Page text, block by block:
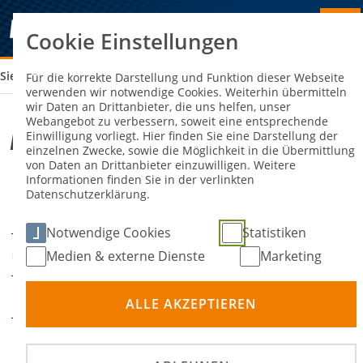
Sie sind hier: ADAC NÜRBURGRING CLASSIC
ADAC Nürburgring Classic
DATUM
12. Juni 2026
ORT Nürburg
Rundstrecke
Deutsche Historische
Cookie Einstellungen
Für die korrekte Darstellung und Funktion dieser Webseite
verwenden wir notwendige Cookies. Weiterhin übermitteln
wir Daten an Drittanbieter, die uns helfen, unser
Webangebot zu verbessern, soweit eine entsprechende
Einwilligung vorliegt. Hier finden Sie eine Darstellung der
einzelnen Zwecke, sowie die Möglichkeit in die Übermittlung
von Daten an Drittanbieter einzuwilligen. Weitere
Informationen finden Sie in der verlinkten
Datenschutzerklärung.
Notwendige Cookies
Statistiken
Medien & externe Dienste
Marketing
ALLE AKZEPTIEREN